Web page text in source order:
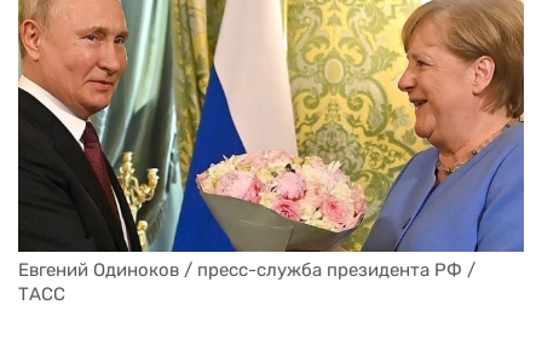
Евгений Одиноков / пресс-служба президента РФ /
ТАСС